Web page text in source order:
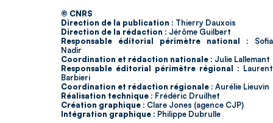
© CNRS
Direction de la publication : Thierry Dauxois
Direction de la rédaction : Jérôme Guilbert
Responsable éditorial périmètre national : Sofia
Nadir
Coordination et rédaction nationale : Julie Lallemant
Responsable éditorial périmètre régional : Laurent
Barbieri
Coordination et rédaction régionale : Aurélie Lieuvin
Réalisation technique : Frédéric Druilhet
Création graphique : Clare Jones (agence CJP)
Intégration graphique : Philippe Dubrulle